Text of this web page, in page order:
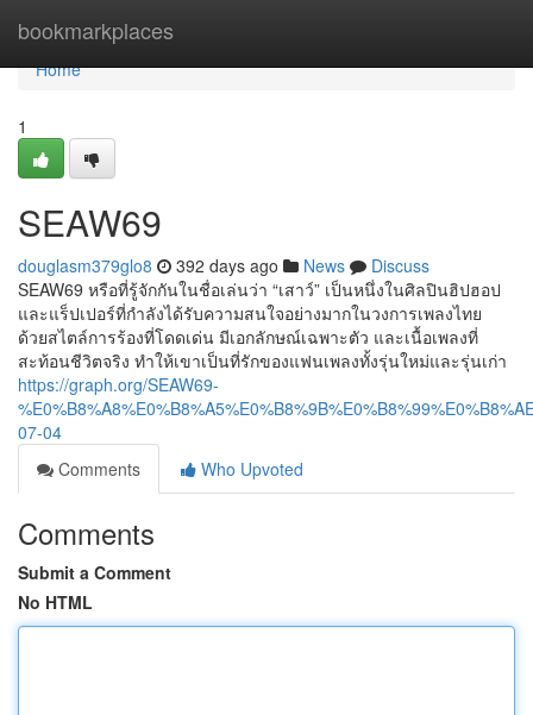
bookmarkplaces
Home
Home
1
SEAW69
douglasm379glo8 392 days ago News
Discuss
SEAW69 หรือที่รู้จักกันในชื่อเล่นว่า “เสาว์” เป็นหนึ่งในศิลปินฮิปฮอป
และแร็ปเปอร์ที่กำลังได้รับความสนใจอย่างมากในวงการเพลงไทย
ด้วยสไตล์การร้องที่โดดเด่น มีเอกลักษณ์เฉพาะตัว และเนื้อเพลงที่
สะท้อนชีวิตจริง ทำให้เขาเป็นที่รักของแฟนเพลงทั้งรุ่นใหม่และรุ่นเก่า
https://graph.org/SEAW69-
07-04
Comments
Who Upvoted
Comments
Submit a Comment
No HTML